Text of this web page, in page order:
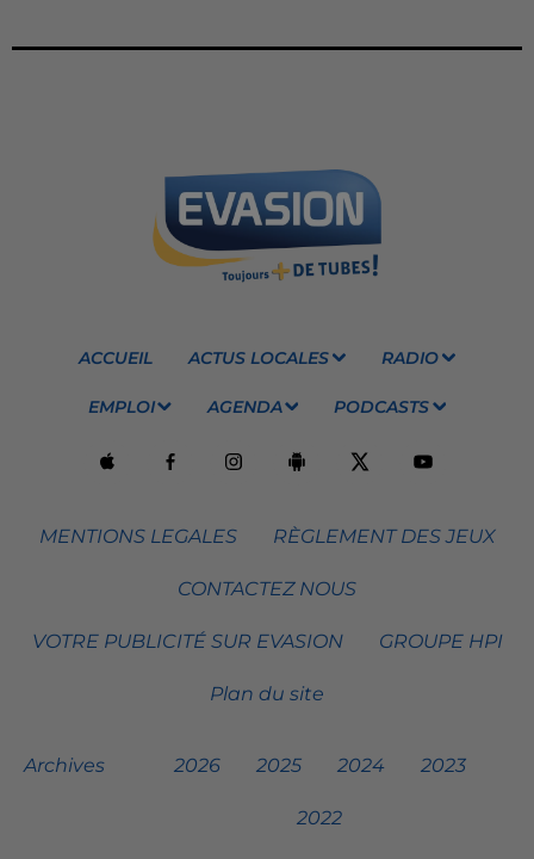
ACCUEIL ACTUS LOCALES RADIO
EMPLOI AGENDA PODCASTS
MENTIONS LEGALES RÈGLEMENT DES JEUX
CONTACTEZ NOUS
VOTRE PUBLICITÉ SUR EVASION GROUPE HPI
Plan du site
Archives 2026 2025 2024 2023
2022